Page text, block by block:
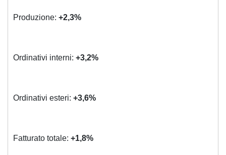
Produzione: +2,3%
Ordinativi interni: +3,2%
Ordinativi esteri: +3,6%
Fatturato totale: +1,8%